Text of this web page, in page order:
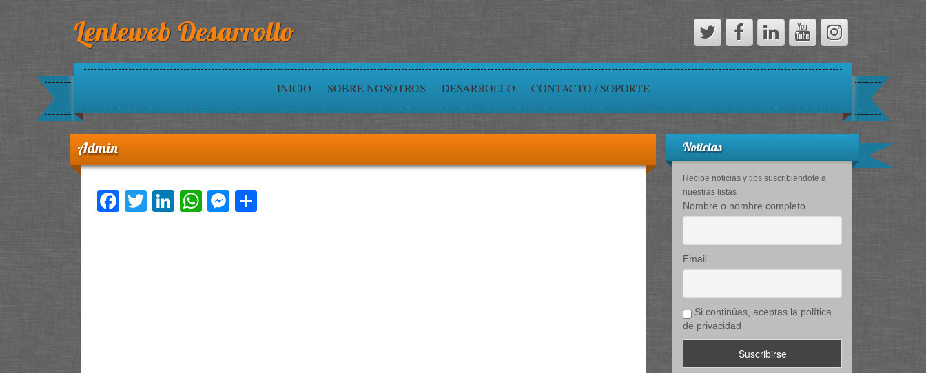
Lenteweb Desarrollo
INICIO SOBRE NOSOTROS DESARROLLO CONTACTO / SOPORTE
Admin
Facebook
TwitterLinkedIn
WhatsApp
Messenger
Noticias
Recibe noticias y tips suscribiendote a
nuestras listas
Nombre o nombre completo
Email
Si continúas, aceptas la política
de privacidad